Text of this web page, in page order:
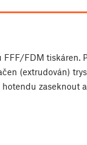
FDM tiskáren.
(extrudován)
zaseknout